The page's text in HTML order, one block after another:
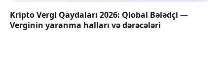
Kripto Vergi Qaydaları 2026: Qlobal Bələdçi —
Verginin yaranma halları və dərəcələri